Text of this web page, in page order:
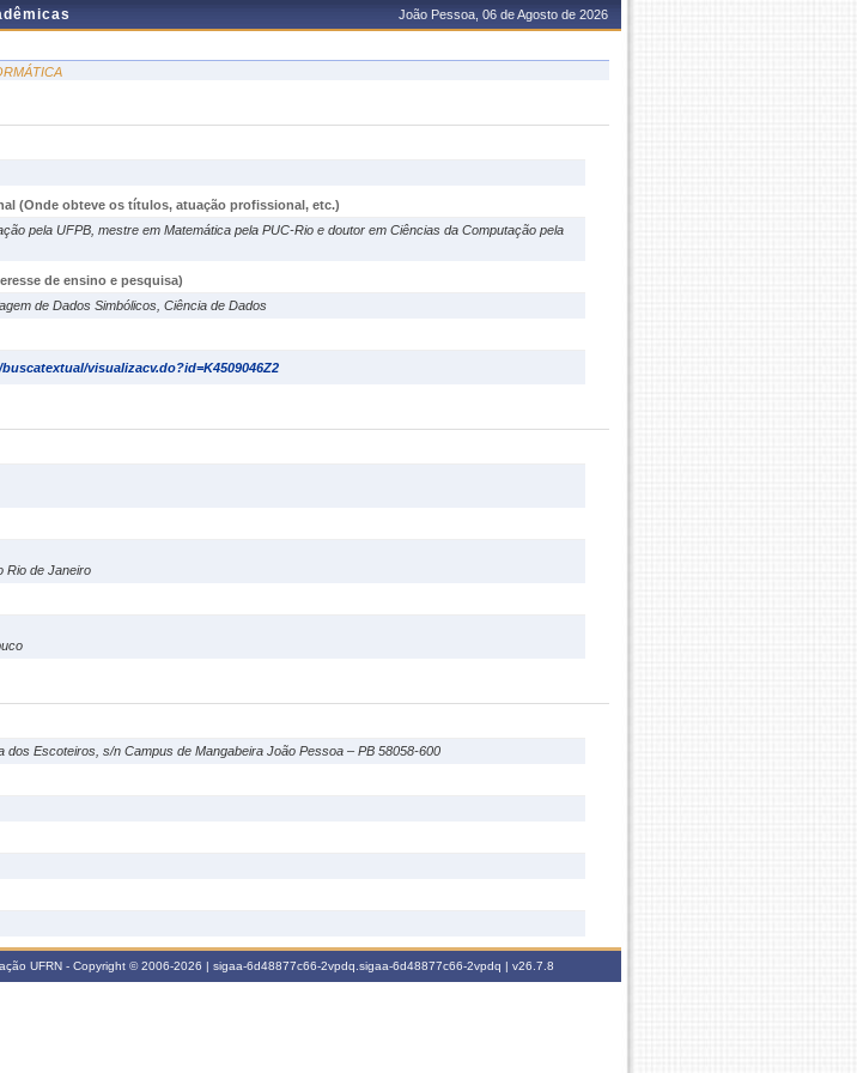
João Pessoa, 06 de Agosto de 2026
(Onde obteve os títulos, atuação profissional, etc.)
pela UFPB, mestre em Matemática pela PUC-Rio e doutor em Ciências da Computação pela
de ensino e pesquisa)
de Dados Simbólicos, Ciência de Dados
visualizacv.do?id=K4509046Z2
Rio de Janeiro
dos Escoteiros, s/n Campus de Mangabeira João Pessoa – PB 58058-600
UFRN - Copyright © 2006-2026 | sigaa-6d48877c66-2vpdq.sigaa-6d48877c66-2vpdq | v26.7.8